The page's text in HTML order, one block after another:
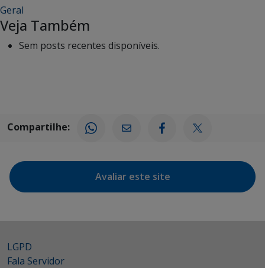
Geral
Veja Também
Sem posts recentes disponíveis.
Compartilhe:
Avaliar este site
LGPD
Fala Servidor